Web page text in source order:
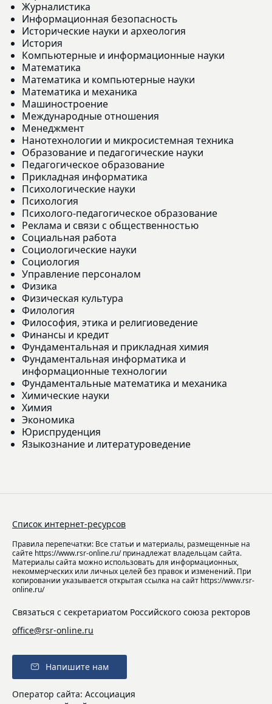
Журналистика
Информационная безопасность
Исторические науки и археология
История
Компьютерные и информационные науки
Математика
Математика и компьютерные науки
Математика и механика
Машиностроение
Международные отношения
Менеджмент
Нанотехнологии и микросистемная техника
Образование и педагогические науки
Педагогическое образование
Прикладная информатика
Психологические науки
Психология
Психолого-педагогическое образование
Реклама и связи с общественностью
Социальная работа
Социологические науки
Социология
Управление персоналом
Физика
Физическая культура
Филология
Философия, этика и религиоведение
Финансы и кредит
Фундаментальная и прикладная химия
Фундаментальная информатика и
информационные технологии
Фундаментальные математика и механика
Химические науки
Химия
Экономика
Юриспруденция
Языкознание и литературоведение
Список интернет-ресурсов
Правила перепечатки: Все статьи и материалы, размещенные на
сайте https://www.rsr-online.ru/ принадлежат владельцам сайта.
Материалы сайта можно использовать для информационных,
некоммерческих или личных целей без правок и изменений. При
копировании указывается открытая ссылка на сайт https://www.rsr-
online.ru/
Связаться с секретариатом Российского союза ректоров
office@rsr-online.ru
Напишите нам
Оператор сайта: Ассоциация